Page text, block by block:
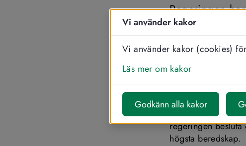
Vi använder kakor
Vi använder kakor (cookies)
Läs mer om kakor
Godkänn alla kakor
Regeringen
kräver ett
består av det
Totalförsvar är
skärpt beredskap
totalförsvaret
förhållanden som
regeringen
högsta beredskap.